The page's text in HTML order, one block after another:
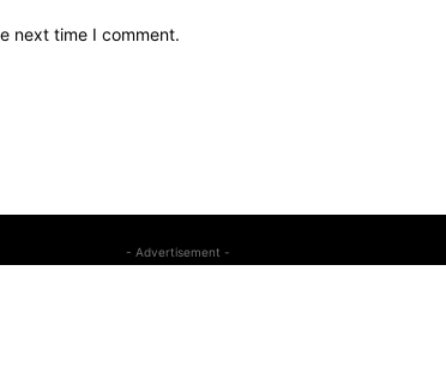
next time I comment.
- Advertisement -